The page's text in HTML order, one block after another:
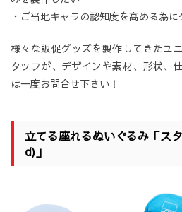
・ご当地キャラの認知度を高める為
様々な販促グッズを製作してきたユ
タッフが、デザインや素材、形状、
は一度お問合せ下さい！
立てる座れるぬいぐるみ「ス
d)」